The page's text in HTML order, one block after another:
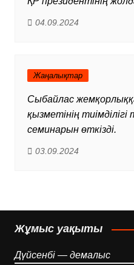
04.09.2024
Жаңалықтар
Сыбайлас
қызметінің
семинарын өткізді.
03.09.2024
Жұмыс уақыты
Дүйсенбі — демалыс